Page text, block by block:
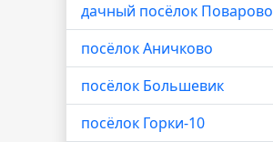
дачный посёлок Поварово
посёлок Аничково
посёлок Большевик
посёлок Горки-10